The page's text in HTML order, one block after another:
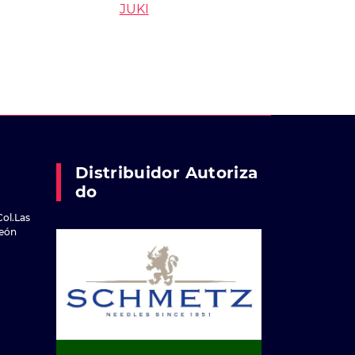
JUKI
Distribuidor Autoriza
Do